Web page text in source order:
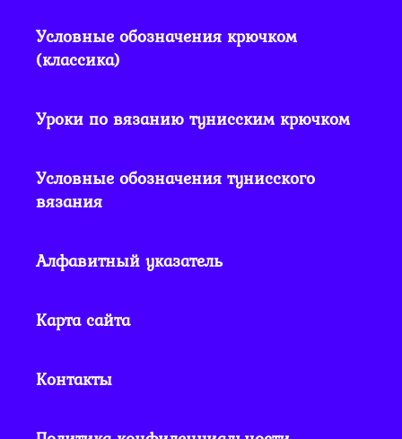
Условные обозначения крючком
(классика)
Уроки по вязанию тунисским крючком
Условные обозначения тунисского
вязания
Алфавитный указатель
Карта сайта
Контакты